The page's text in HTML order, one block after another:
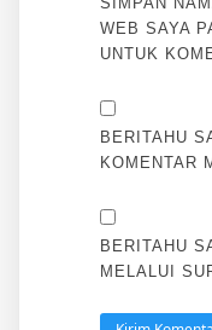
WEB SAYA
UNTUK
BERITAHU
KOMENTAR
BERITAHU
MELALUI